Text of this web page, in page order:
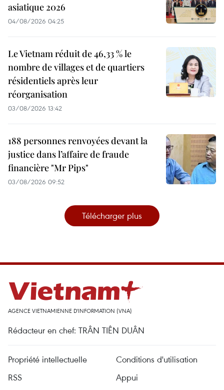
asiatique 2026
04/08/2026 04:25
Le Vietnam réduit de 46,33 % le
nombre de villages et de quartiers
résidentiels après leur
réorganisation
03/08/2026 13:42
188 personnes renvoyées devant la
justice dans l’affaire de fraude
financière "Mr Pips"
03/08/2026 09:52
Télécharger plus
AGENCE VIETNAMIENNE D'INFORMATION (VNA)
Rédacteur en chef: TRÂN TIÊN DUÂN
Propriété intellectuelle
Conditions d'utilisation
RSS
Appui